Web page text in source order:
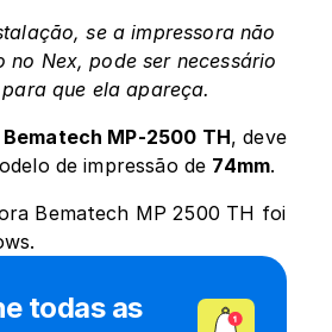
se a impressora não
no Nex, pode ser necessário
que ela apareça.
Bematech MP-2500 TH, deve
de impressão de 74mm.
Bematech MP 2500 TH foi
todas as